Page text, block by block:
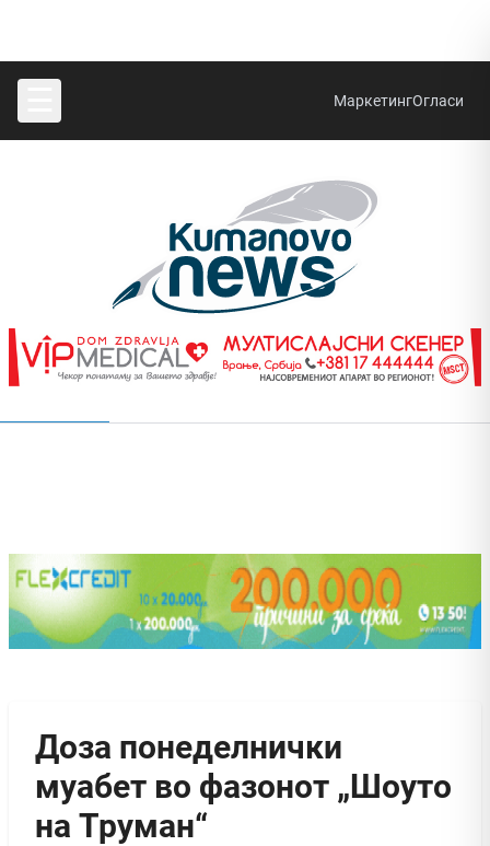
МаркетингОгласи
Доза понеделнички
муабет во фазонот „Шоуто
на Труман“